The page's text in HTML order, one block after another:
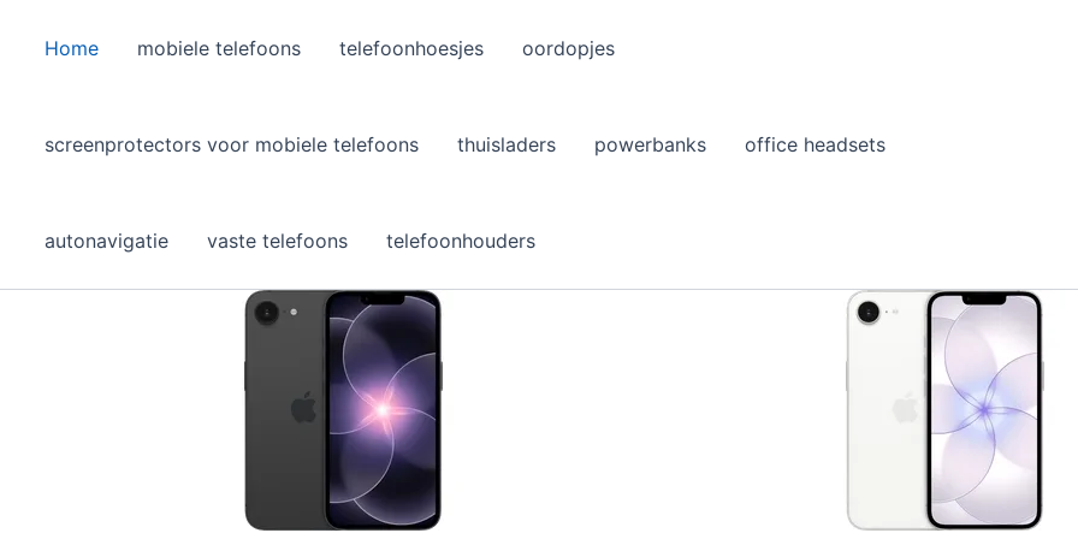
Home mobiele telefoons telefoonhoesjes oordopjes
screenprotectors voor mobiele telefoons thuisladers powerbanks office headsets
autonavigatie vaste telefoons telefoonhouders